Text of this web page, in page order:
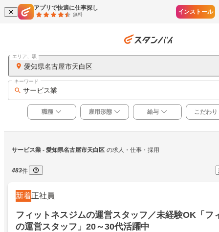
アプリで快適に仕事探し
無料 インストール
愛知県名古屋市天白区
エリア、駅
サービス業
キーワード
職種 雇用形態 給与 こだわり
サービス業 - 愛知県名古屋市天白区 の求人・仕事・採用
483件
新着正社員
フィットネスジムの運営スタッフ／未経験OK「フ
の運営スタッフ」20～30代活躍中